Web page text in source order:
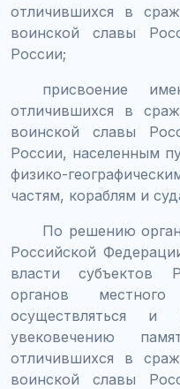
отличившихся в
воинской славы
России;
присвоение
отличившихся в
воинской славы
России, населенным
физико-
частям, кораблям и
По решению
Российской
власти субъектов
органов
осуществляться и
увековечению
отличившихся в
воинской славы